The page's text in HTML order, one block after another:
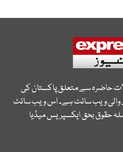
حاضرہ سے متعلق پاکستان کی
ویب سائٹ ہے۔ اس ویب سائٹ
حقوق بحق ایکسپریس میڈیا